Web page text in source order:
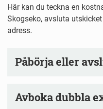
Här kan du teckna en
Skogseko, avsluta
adress.
Påbörja eller
Avboka dubbla